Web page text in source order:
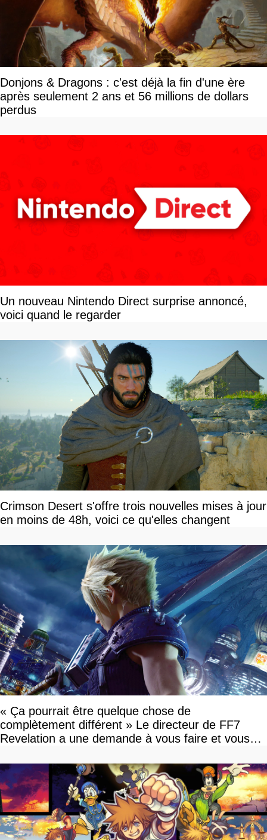
Donjons & Dragons : c'est déjà la fin d'une ère
après seulement 2 ans et 56 millions de dollars
perdus
Un nouveau Nintendo Direct surprise annoncé,
voici quand le regarder
Crimson Desert s'offre trois nouvelles mises à jour
en moins de 48h, voici ce qu'elles changent
« Ça pourrait être quelque chose de
complètement différent » Le directeur de FF7
Revelation a une demande à vous faire et vous